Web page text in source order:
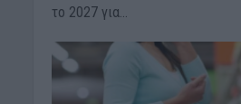
το 2027 για...